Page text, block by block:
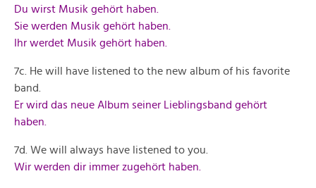
Du wirst Musik gehört haben.
Sie werden Musik gehört haben.
Ihr werdet Musik gehört haben.
7c. He will have listened to the new album of his favorite
band.
Er wird das neue Album seiner Lieblingsband gehört
haben.
7d. We will always have listened to you.
Wir werden dir immer zugehört haben.